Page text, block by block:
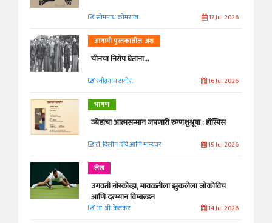
सोमनाथ कोमरपंत 17 Jul 2026
आगामी पुस्तकातील अंश
चीनचा निरोप घेताना...
रवींद्रनाथ टागोर. 16 Jul 2026
भाषण
ज्येष्ठांचा आत्मसन्मान जपणारी रुग्णशुश्रूषा : हॉस्पिस
डॉ. दिलीप शिंदे आणि मान्यवर 15 Jul 2026
लेख
उगवती नोस्कोव्हा, मावळतीला झुकलेला जोकोविच
आणि दरम्यान विम्बल्डन
आ. श्री. केतकर 14 Jul 2026